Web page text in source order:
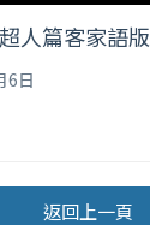
人篇客家語版
6日
返回上一頁